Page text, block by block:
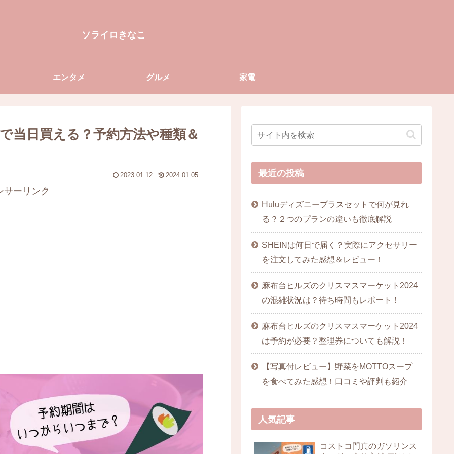
ソライロきなこ
エンタメ グルメ 家電
当日買える？予約方法や種類＆
2023.01.12 2024.01.05
サーリンク
最近の投稿
Huluディズニープラスセットで何が見れ
る？２つのプランの違いも徹底解説
SHEINは何日で届く？実際にアクセサリー
を注文してみた感想＆レビュー！
麻布台ヒルズのクリスマスマーケット2024
の混雑状況は？待ち時間もレポート！
麻布台ヒルズのクリスマスマーケット2024
は予約が必要？整理券についても解説！
【写真付レビュー】野菜をMOTTOスープ
を食べてみた感想！口コミや評判も紹介
人気記事
コストコ門真のガソリンス